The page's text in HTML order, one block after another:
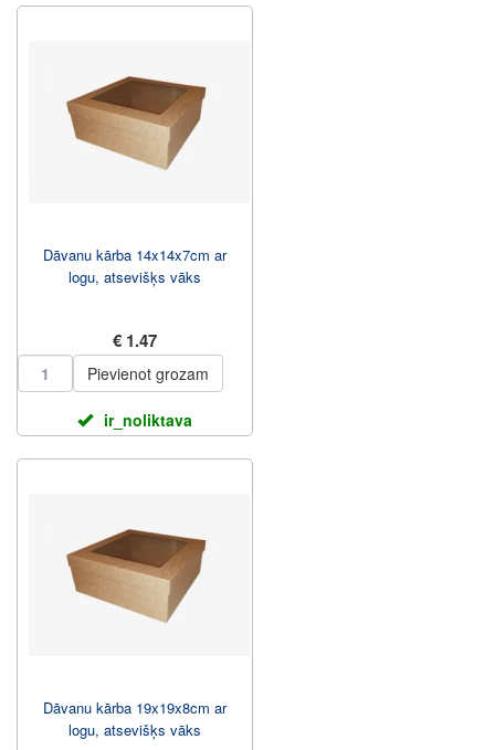
Dāvanu kārba 14x14x7cm ar
logu, atsevišķs vāks
€ 1.47
Pievienot grozam
ir_noliktava
Dāvanu kārba 19x19x8cm ar
logu, atsevišķs vāks